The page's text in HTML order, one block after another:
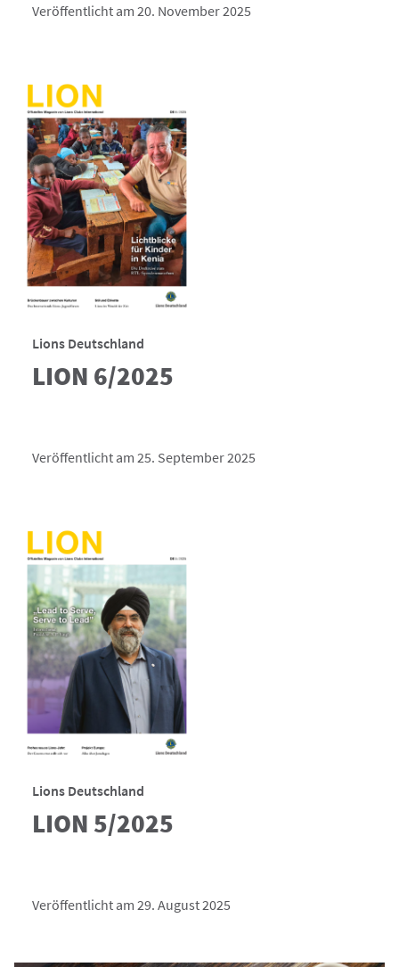
Veröffentlicht am 20. November 2025
Lions Deutschland
LION 6/2025
Veröffentlicht am 25. September 2025
Lions Deutschland
LION 5/2025
Veröffentlicht am 29. August 2025